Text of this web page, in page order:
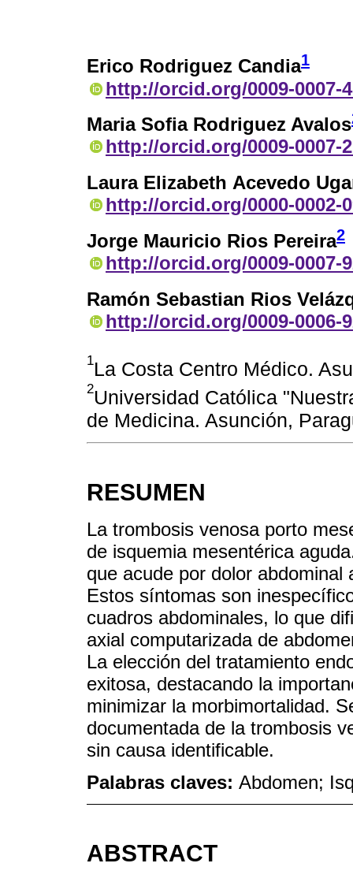
Erico Rodriguez Candia1
http://orcid.org/0009-0007-
Maria Sofia Rodriguez Avalos
http://orcid.org/0009-0007-
Laura Elizabeth Acevedo
http://orcid.org/0000-0002-
Jorge Mauricio Rios Pereira2
http://orcid.org/0009-0007-
Ramón Sebastian Rios
http://orcid.org/0009-0006-
1La Costa Centro Médico.
2Universidad Católica
de Medicina. Asunción,
RESUMEN
La trombosis venosa porto
de isquemia mesentérica
que acude por dolor
Estos síntomas son
cuadros abdominales, lo que
axial computarizada de
La elección del tratamiento
exitosa, destacando la
minimizar la morbimortalidad.
documentada de la trombosis
sin causa identificable.
Palabras claves: Abdomen;
ABSTRACT